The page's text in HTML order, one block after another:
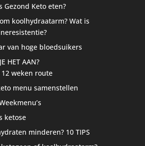
Gezond Keto eten?
koolhydraatarm? Wat is
van hoge bloedsuikers
HET AAN?
12 weken route
menu samenstellen
ketose
minderen? 10 TIPS